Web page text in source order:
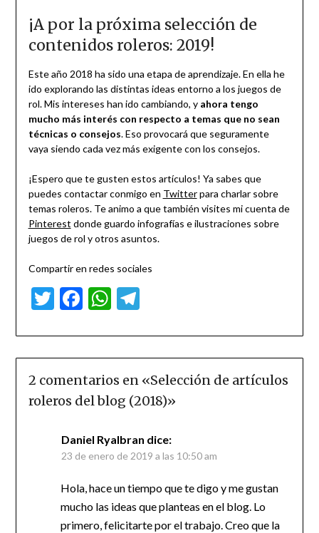
¡A por la próxima selección de
contenidos roleros: 2019!
Este año 2018 ha sido una etapa de aprendizaje. En ella he
ido explorando las distintas ideas entorno a los juegos de
rol. Mis intereses han ido cambiando, y ahora tengo
mucho más interés con respecto a temas que no sean
técnicas o consejos. Eso provocará que seguramente
vaya siendo cada vez más exigente con los consejos.
¡Espero que te gusten estos artículos! Ya sabes que
puedes contactar conmigo en Twitterpara charlar sobre
temas roleros. Te animo a que también visites mi cuenta de
Pinterest donde guardo infografías e ilustraciones sobre
juegos de rol y otros asuntos.
Compartir en redes sociales
Twitter
Facebook
WhatsApp
Telegram
2 comentarios en «Selección de artículos
roleros del blog (2018)»
Daniel Ryalbran dice:
23 de enero de 2019 a las 10:50 am
Hola, hace un tiempo que te digo y me gustan
mucho las ideas que planteas en el blog. Lo
primero, felicitarte por el trabajo. Creo que la